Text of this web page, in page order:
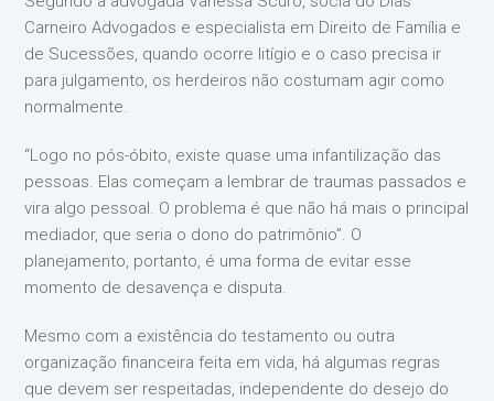
Carneiro Advogados e especialista em Direito de Família e
de Sucessões, quando ocorre litígio e o caso precisa ir
para julgamento, os herdeiros não costumam agir como
normalmente.
“Logo no pós-óbito, existe quase uma infantilização das
pessoas. Elas começam a lembrar de traumas passados e
vira algo pessoal. O problema é que não há mais o principal
mediador, que seria o dono do patrimônio”. O
planejamento, portanto, é uma forma de evitar esse
momento de desavença e disputa.
Mesmo com a existência do testamento ou outra
organização financeira feita em vida, há algumas regras
que devem ser respeitadas, independente do desejo do